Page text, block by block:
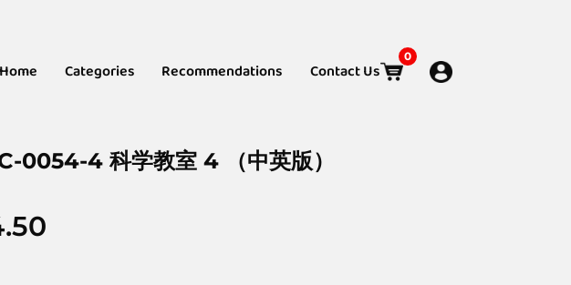
Home Categories Recommendations Contact Us
0
0054-4 科学教室 4 （中英版）